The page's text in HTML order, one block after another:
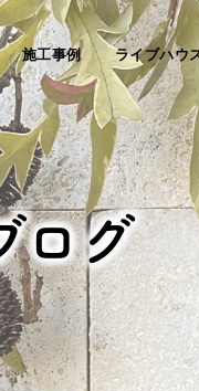
施工事例 ライブハウ
ログ